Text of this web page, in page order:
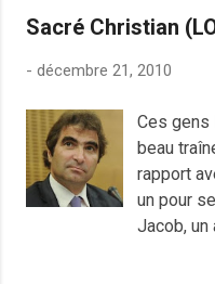
tôle et
Sacré Christian
- décembre 21, 2010
Ces gens
beau
rapport
un pour
Jacob, un